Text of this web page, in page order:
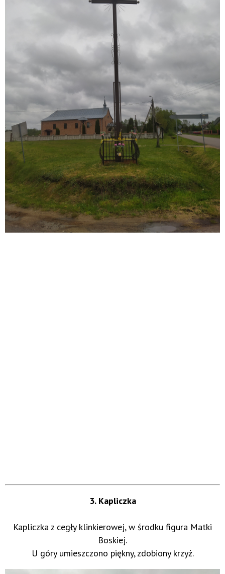
3. Kapliczka
Kapliczka z cegły klinkierowej, w środku figura Matki
Boskiej.
U góry umieszczono piękny, zdobiony krzyż.